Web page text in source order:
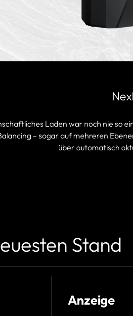
Laden war noch nie so
– sogar auf mehreren
über automatisch
Stand
Anzeige